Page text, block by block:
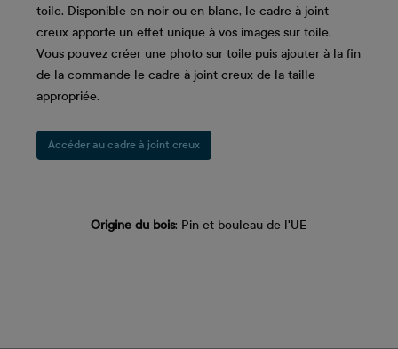
toile. Disponible en noir ou en blanc, le cadre à joint
creux apporte un effet unique à vos images sur toile.
Vous pouvez créer une photo sur toile puis ajouter à la fin
de la commande le cadre à joint creux de la taille
appropriée.
Accéder au cadre à joint creux
Origine du bois: Pin et bouleau de l'UE